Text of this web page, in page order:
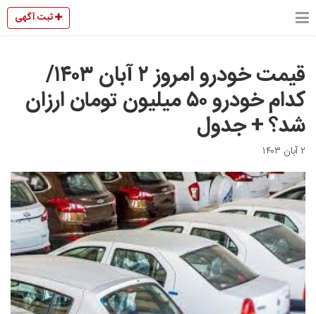
ثبت آگهی
قیمت خودرو امروز ۲ آبان ۱۴۰۳/
کدام خودرو ۵۰ میلیون تومان ارزان
شد؟ + جدول
۲ آبان ۱۴۰۳